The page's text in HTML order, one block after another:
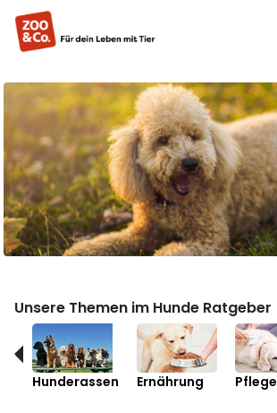
Unsere Themen im Hunde Ratgeber
Hunderassen Ernährung Pflege